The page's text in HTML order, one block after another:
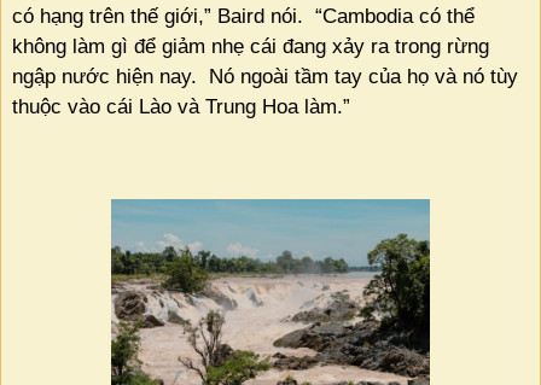
có hạng trên thế giới,” Baird nói. “Cambodia có thể
không làm gì để giảm nhẹ cái đang xảy ra trong rừng
ngập nước hiện nay.
Nó ngoài tầm tay của họ và nó tùy
thuộc vào cái Lào và Trung Hoa làm.”